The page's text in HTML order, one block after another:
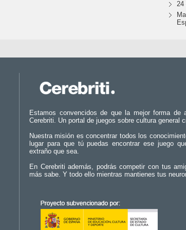
24
Estamos convencidos de que la mejor forma de
Cerebriti. Un portal de juegos sobre cultura general
Nuestra misión es concentrar todos los
lugar para que tú puedas encontrar ese juego
extraño que sea.
En Cerebriti además, podrás competir con tus
más sabe. Y todo ello mientras mantienes tus